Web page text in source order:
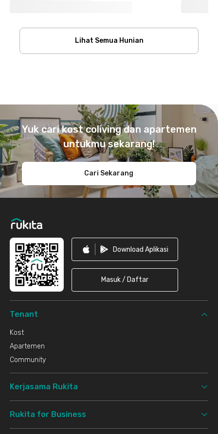
Lihat Semua Hunian
Yuk cari kost coliving dan apartemen
untukmu sekarang!
Cari Sekarang
Download Aplikasi
Masuk / Daftar
Tenant
Kost
Apartemen
Community
Kerjasama Rukita
Rukita for Business